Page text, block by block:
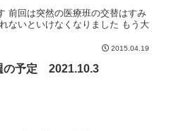
前回は突然の医療班の交替はすみ
ないといけなくなりました もう大
2015.04.19
の予定 2021.10.3